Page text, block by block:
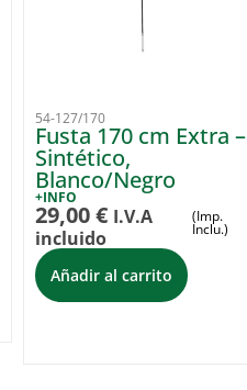
54-127/170
Fusta 170 cm Extra –
Sintético,
Blanco/Negro
+INFO
29,00€ I.V.A
incluido
(Imp.
Inclu.)
Añadir al carrito